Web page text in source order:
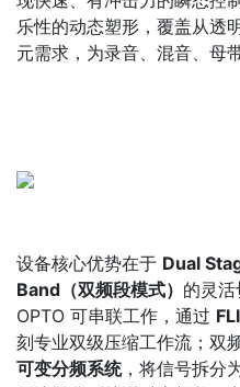
乐性的动态塑形，覆盖从透
元需求，为录音、混音、母
设备核心优势在于 Dual
Band（双频段模式） 的灵
OPTO 可串联工作，通过
刻专业双级压缩工作流；双
可变分频系统，将信号拆分